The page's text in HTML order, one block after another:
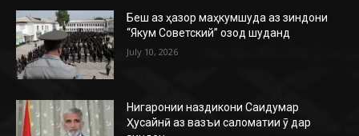
Беш аз ҳазор маҳкумшуда аз зиндони
“Якум Советский” озод шуданд
July 10, 2026
Нигаронии наздикони Саидумар
Ҳусайнӣ аз вазъи саломатии ӯ дар